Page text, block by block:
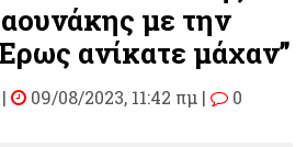
με την
ανίκατε μάχαν”
| 09/08/2023, 11:42 πμ |
0